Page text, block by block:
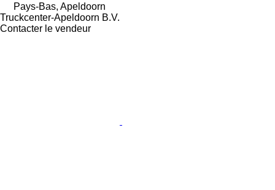
Pays-Bas, Apeldoorn
Truckcenter-Apeldoorn B.V.
Contacter le vendeur